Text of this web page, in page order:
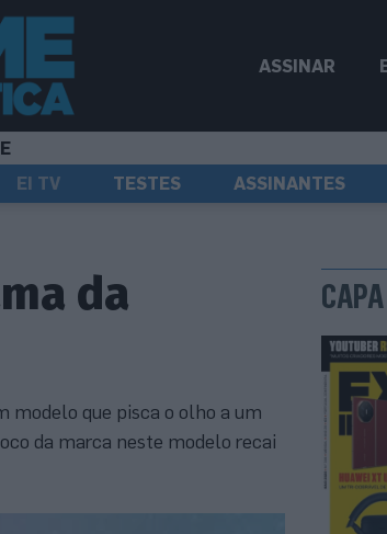
ASSINAR
EI TV TESTES ASSINANTES
da
modelo que pisca o olho a um
da marca neste modelo recai